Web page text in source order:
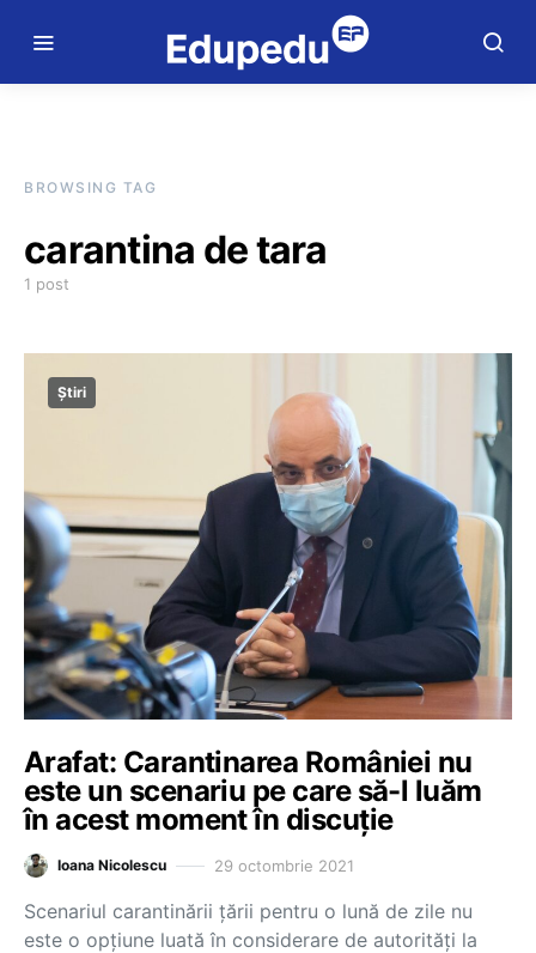
BROWSING TAG
carantina de tara
1 post
Știri
Arafat: Carantinarea României nu
este un scenariu pe care să-l luăm
în acest moment în discuție
Ioana Nicolescu 29 octombrie 2021
Scenariul carantinării țării pentru o lună de zile nu
este o opțiune luată în considerare de autorități la